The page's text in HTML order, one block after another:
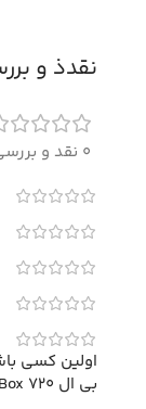
نقدذ و
0 نقد و بررسی
اولین کسی
بی ال Party Box 720”